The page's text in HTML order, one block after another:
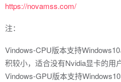
https://novamss.com/
注：
Vindows-CPU版本支持
积较小，适合没有Nvidia显卡的用户
Vindows-GPU版本支持